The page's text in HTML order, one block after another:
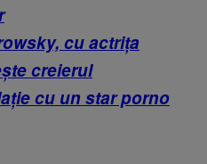
cu actrița
creierul
cu un star porno